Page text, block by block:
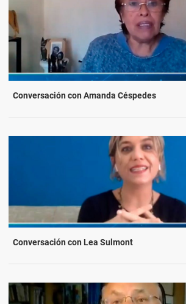
Conversación con Amanda Céspedes
Conversación con Lea Sulmont